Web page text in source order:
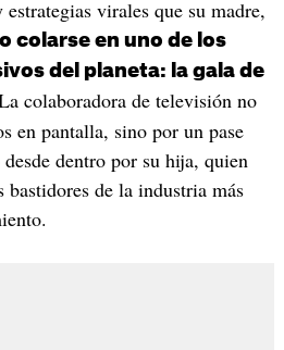
virales que su madre,
colarse en uno de los
del planeta: la gala de
colaboradora de televisión no
en pantalla, sino por un pase
dentro por su hija, quien
bastidores de la industria más